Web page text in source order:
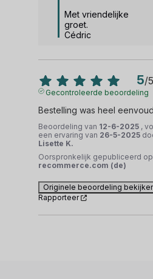
Met vriendelijke
groet.
Cédric
5/5
Gecontroleerde beoordeling
Bestelling was heel
Beoordeling van 12-6-2025 ,
een ervaring van 26-5-2025
Lisette K.
Oorspronkelijk gepubliceerd op
recommerce.com (de)
Originele beoordeling
Rapporteer